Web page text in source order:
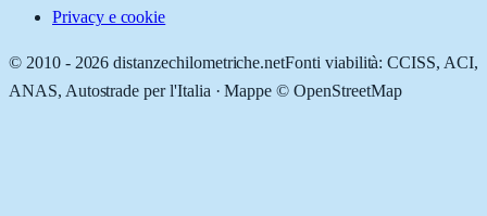
Privacy e cookie
© 2010 - 2026 distanzechilometriche.netFonti viabilità: CCISS, ACI,
ANAS, Autostrade per l'Italia · Mappe © OpenStreetMap